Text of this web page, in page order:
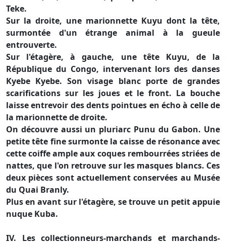
Teke.
Sur la droite, une marionnette Kuyu dont la tête,
surmontée d'un étrange animal à la gueule
entrouverte.
Sur l'étagère, à gauche, une tête Kuyu, de la
République du Congo, intervenant lors des danses
Kyebe Kyebe. Son visage blanc porte de grandes
scarifications sur les joues et le front. La bouche
laisse entrevoir des dents pointues en écho à celle de
la marionnette de droite.
On découvre aussi un pluriarc Punu du Gabon. Une
petite tête fine surmonte la caisse de résonance avec
cette coiffe ample aux coques rembourrées striées de
nattes, que l'on retrouve sur les masques blancs. Ces
deux pièces sont actuellement conservées au Musée
du Quai Branly.
Plus en avant sur l'étagère, se trouve un petit appuie
nuque Kuba.
IV. Les collectionneurs-marchands et marchands-